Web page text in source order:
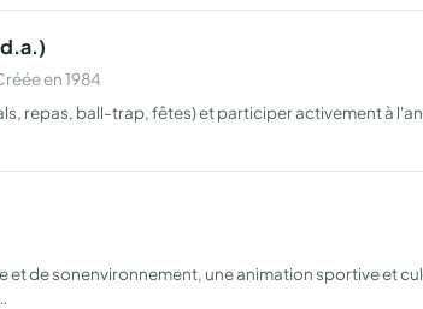
en 1984
repas, ball-trap, fêtes) et participer activement à
et de sonenvironnement, une animation sportive et